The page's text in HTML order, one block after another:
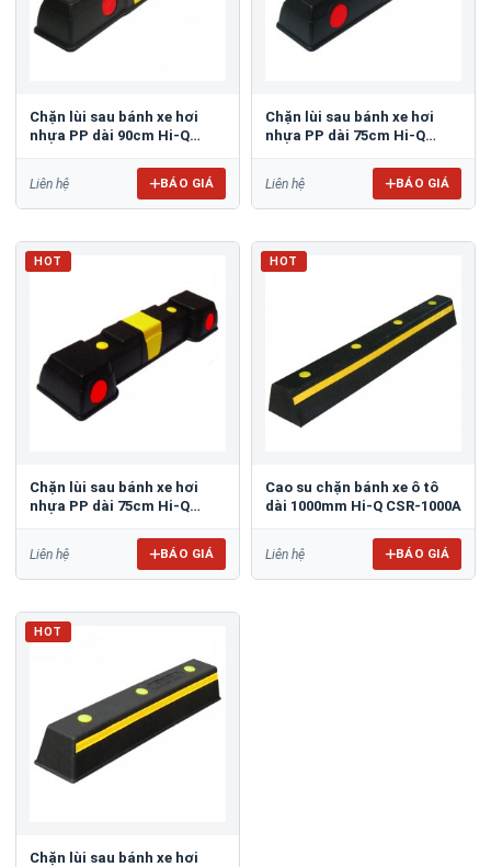
Chặn lùi sau bánh xe hơi
nhựa PP dài 90cm Hi-Q
Liên hệ BÁO GIÁ
Chặn lùi sau bánh xe hơi
nhựa PP dài 75cm Hi-Q
Liên hệ BÁO GIÁ
HOT
Chặn lùi sau bánh xe hơi
nhựa PP dài 75cm Hi-Q
Liên hệ BÁO GIÁ
HOT
Cao su chặn bánh xe ô tô
dài 1000mm Hi-Q CSR-1000A
Liên hệ BÁO GIÁ
HOT
Chặn lùi sau bánh xe hơi